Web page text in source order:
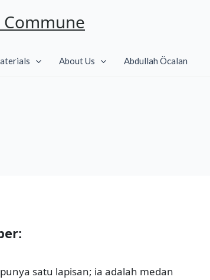
About Us Abdullah Öcalan
satu lapisan; ia adalah medan